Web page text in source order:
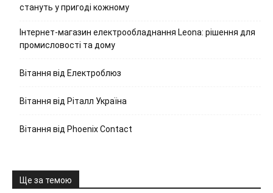
стануть у пригоді кожному
Інтернет-магазин електрообладнання Leona: рішення для
промисловості та дому
Вітання від Електроблюз
Вітання від Ріталл Україна
Вітання від Phoenix Contact
Ще за темою